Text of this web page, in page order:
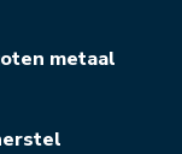
metaal